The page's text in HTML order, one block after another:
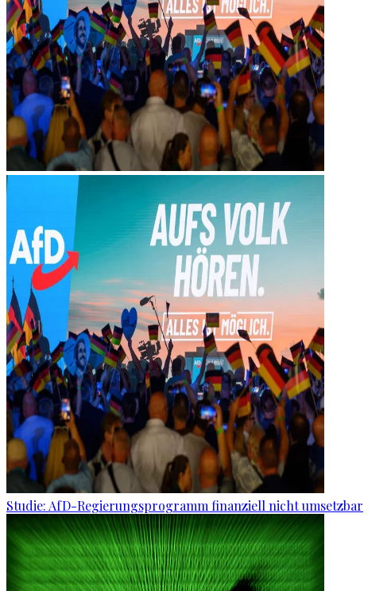
Studie: AfD-Regierungsprogramm finanziell nicht umsetzbar